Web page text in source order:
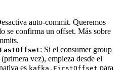
auto-commit. Queremos
se confirma un offset. Más sobre
: Si el consumer group
vez), empieza desde el
es kafka.FirstOffset para